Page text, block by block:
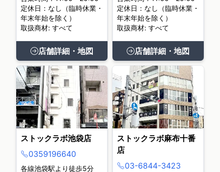
定休日：なし（臨時休業・
年末年始を除く）
取扱商材: すべて
店舗詳細・地図
定休日：なし（臨時休業・
年末年始を除く）
取扱商材: すべて
店舗詳細・地図
ストックラボ池袋店
0359196640
各線池袋駅より徒歩5分
ストックラボ麻布十番
店
03-6844-3423